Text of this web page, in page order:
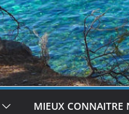
MIEUX CONNAITRE